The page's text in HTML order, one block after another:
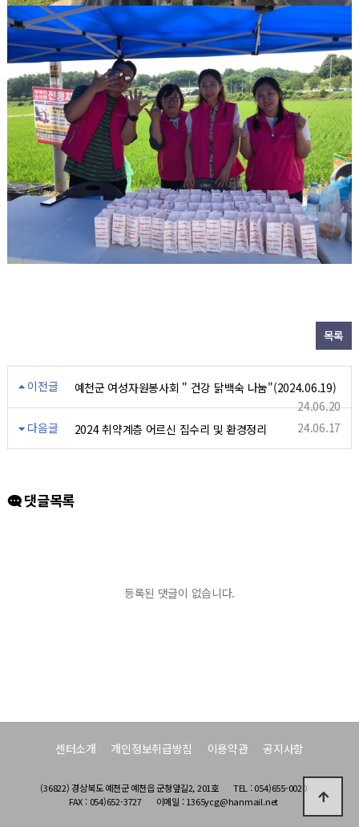
목록
이전글
예천군 여성자원봉사회 " 건강 닭백숙 나눔"(2024.06.19)
24.06.20
다음글
2024 취약계층 어르신 집수리 및 환경정리 24.06.17
댓글목록
등록된 댓글이 없습니다.
센터소개 개인정보취급방침 이용약관 공지사항
(36822) 경상북도 예천군 예천읍 군청앞길2, 201호
TEL : 054)655-0020
FAX : 054)652-3727
이메일 : 1365ycg@hanmail.net